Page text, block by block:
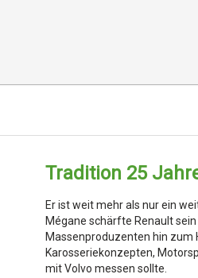
Tradition 25
Er ist weit mehr als nur ein
Mégane schärfte Renault
Massenproduzenten hin zum
Karosseriekonzepten,
mit Volvo messen sollte.